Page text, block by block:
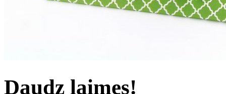
Daudz laimes!